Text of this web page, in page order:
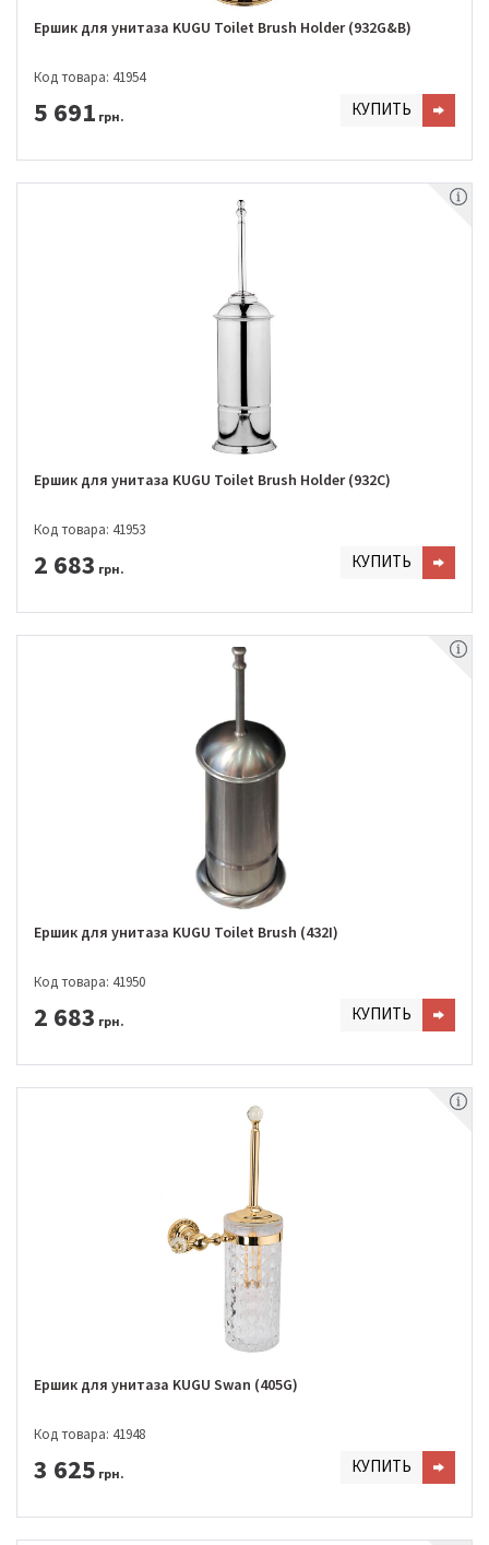
Ершик для унитаза KUGU Toilet Brush Holder (932G&B)
Код товара: 41954
5 691 грн. КУПИТЬ
Ершик для унитаза KUGU Toilet Brush Holder (932C)
Код товара: 41953
2 683 грн. КУПИТЬ
Ершик для унитаза KUGU Toilet Brush (432I)
Код товара: 41950
2 683 грн. КУПИТЬ
Ершик для унитаза KUGU Swan (405G)
Код товара: 41948
3 625 грн. КУПИТЬ